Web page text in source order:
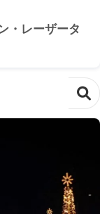
・レーザータ